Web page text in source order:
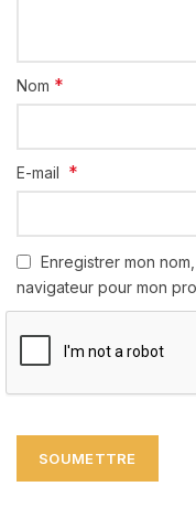
Nom *
E-mail *
Enregistrer mon
navigateur pour mon